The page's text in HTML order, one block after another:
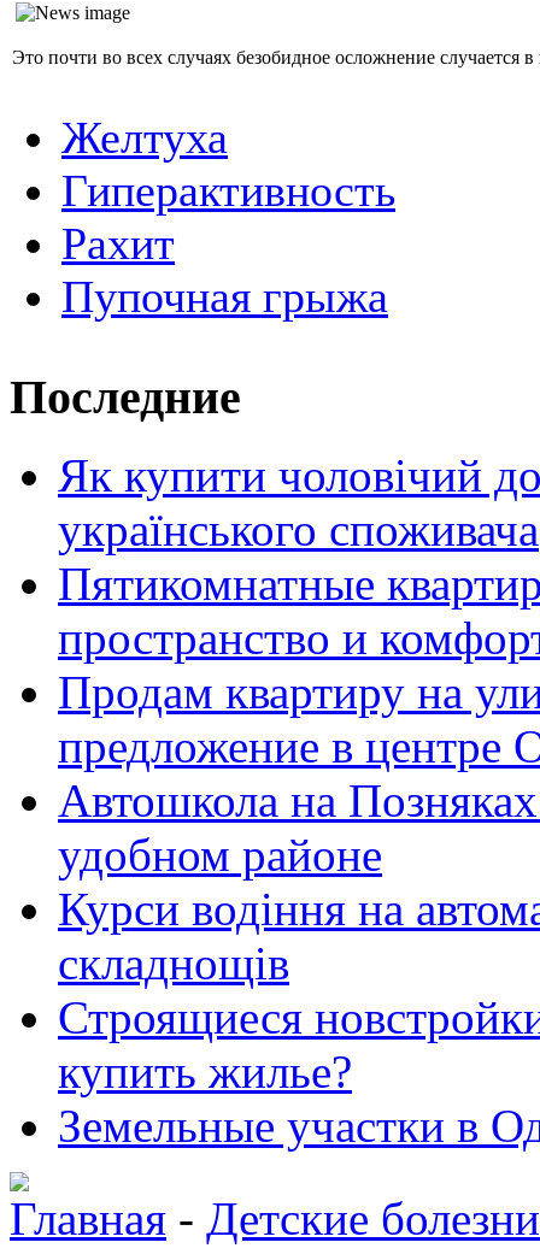
Это почти во всех случаях безобидное осложнение случается
Желтуха
Гиперактивность
Рахит
Пупочная грыжа
Последние
Як купити чоловічий
українського споживача
Пятикомнатные
пространство и
Продам квартиру на
предложение в центре
Автошкола на
удобном районе
Курси водіння на
складнощів
Строящиеся
купить жилье?
Земельные участки в
Главная - Детские болезни